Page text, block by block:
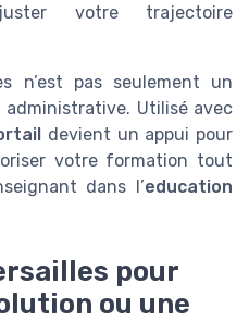
votre trajectoire
n’est pas seulement un
Utilisé avec
devient un appui pour
votre formation tout
dans l’education
pour
ou une